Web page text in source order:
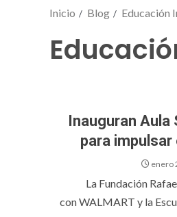
Inicio Blog Educación
Inauguran Aula
para
enero
La Fundación
con WALMART y la